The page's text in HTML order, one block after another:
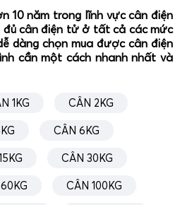
và làm theo các bước trên
sách hướng dẫn.
hiệu chuẩn xong, cân lại quả cân
quả chính xác.
sử dụng.
tử 5kg dễ hiểu, dễ thao
10 năm trong lĩnh vực cân điện
đủ cân điện tử ở tất cả các mức
dàng chọn mua được cân điện
cần một cách nhanh nhất và
1KG CÂN 2KG
CÂN 6KG
CÂN 30KG
CÂN 100KG